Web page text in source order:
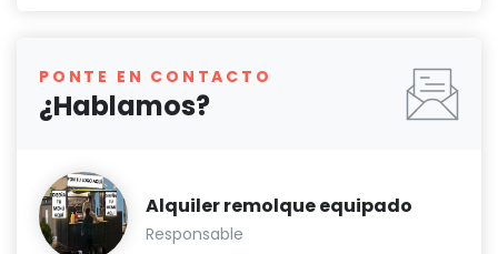
PONTE EN CONTACTO
¿Hablamos?
Alquiler remolque equipado
Responsable